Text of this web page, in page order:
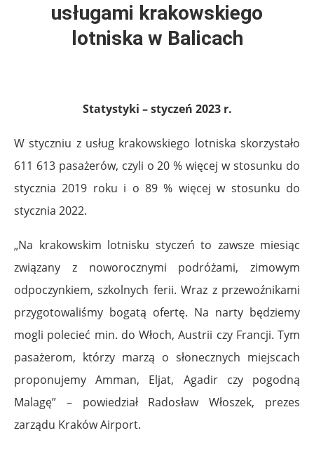
usługami krakowskiego
lotniska w Balicach
Statystyki – styczeń 2023 r.
W styczniu z usług krakowskiego lotniska skorzystało
611 613 pasażerów, czyli o 20 % więcej w stosunku do
stycznia 2019 roku i o 89 % więcej w stosunku do
stycznia 2022.
„Na krakowskim lotnisku styczeń to zawsze miesiąc
związany z noworocznymi podróżami, zimowym
odpoczynkiem, szkolnych ferii. Wraz z przewoźnikami
przygotowaliśmy bogatą ofertę. Na narty będziemy
mogli polecieć min. do Włoch, Austrii czy Francji. Tym
pasażerom, którzy marzą o słonecznych miejscach
proponujemy Amman, Eljat, Agadir czy pogodną
Malagę” – powiedział Radosław Włoszek, prezes
zarządu Kraków Airport.